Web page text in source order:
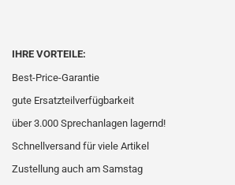
IHRE VORTEILE:
Best-Price-Garantie
gute Ersatzteilverfügbarkeit
über 3.000 Sprechanlagen lagernd!
Schnellversand für viele Artikel
Zustellung auch am Samstag